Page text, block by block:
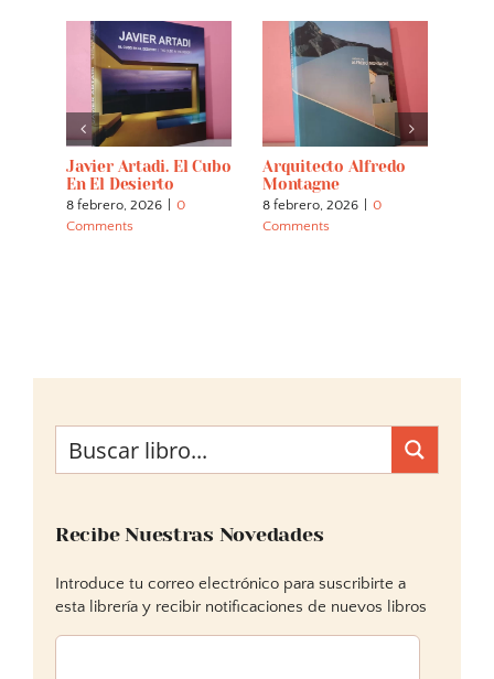
Javier Artadi. El Cubo
En El Desierto
8 febrero, 2026
0
Comments
Arquitecto Alfredo
Montagne
8 febrero, 2026
0
Comments
Recibe Nuestras Novedades
Introduce tu correo electrónico para suscribirte a
esta librería y recibir notificaciones de nuevos libros
Dirección